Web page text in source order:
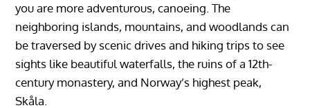
you are more adventurous, canoeing. The
neighboring islands, mountains, and woodlands can
be traversed by scenic drives and hiking trips to see
sights like beautiful waterfalls, the ruins of a 12th-
century monastery, and Norway’s highest peak,
Skåla.